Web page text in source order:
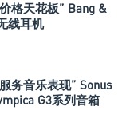
格天花板” Bang &
线耳机
务音乐表现” Sonus
G3系列音箱